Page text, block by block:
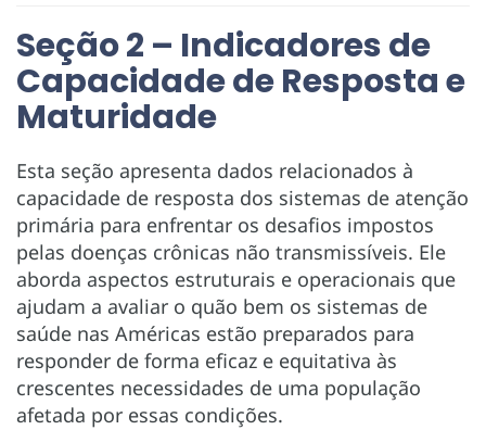
Seção 2 – Indicadores de
Capacidade de Resposta e
Maturidade
Esta seção apresenta dados relacionados à
capacidade de resposta dos sistemas de atenção
primária para enfrentar os desafios impostos
pelas doenças crônicas não transmissíveis. Ele
aborda aspectos estruturais e operacionais que
ajudam a avaliar o quão bem os sistemas de
saúde nas Américas estão preparados para
responder de forma eficaz e equitativa às
crescentes necessidades de uma população
afetada por essas condições.